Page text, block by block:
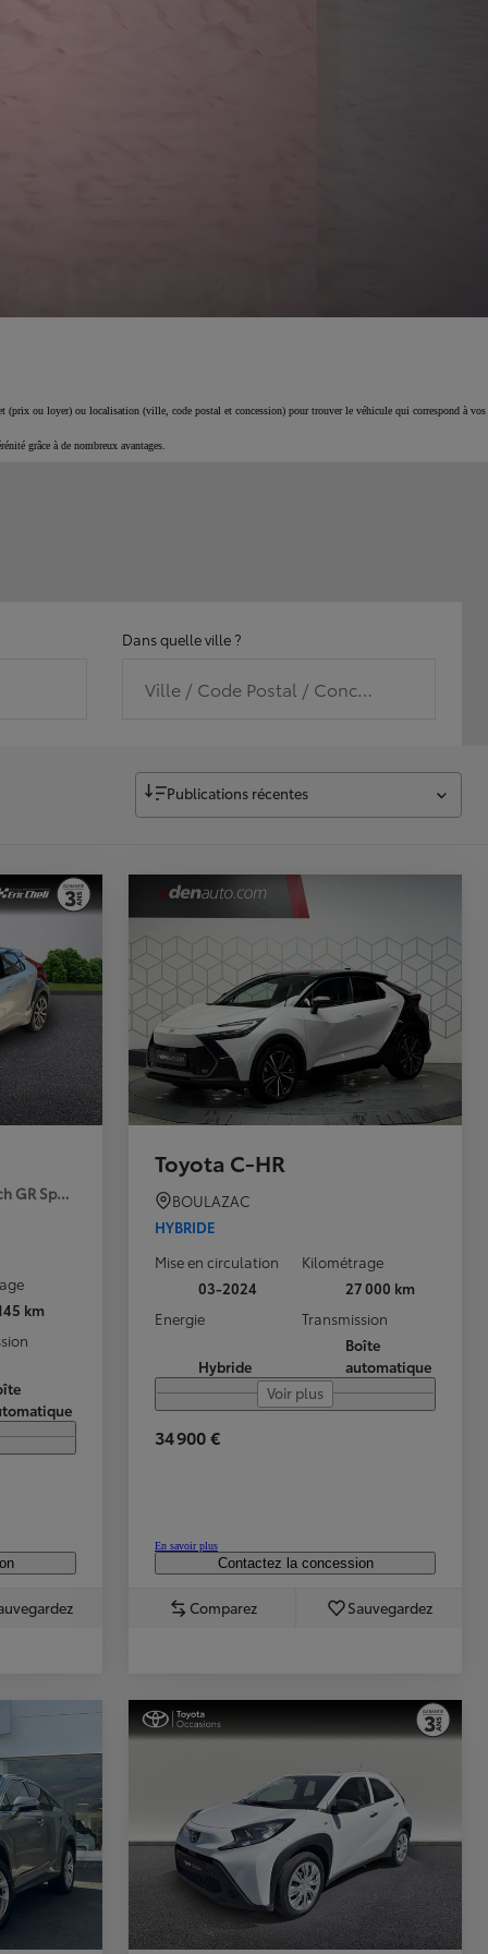
(prix ou loyer) ou localisation (ville, code postal et concession) pour trouver le véhicule qui correspond à vos
grâce à de nombreux avantages.
Dans quelle ville ?
Ville / Code Postal / Concession
Publications récentes
GR Sport Premiere MY25
km
Toyota C-HR
BOULAZAC
HYBRIDE
Mise en circulation
03-2024
Kilométrage
27 000 km
Energie
Hybride
Transmission
Boîte
automatique
Voir plus
34 900 €
En savoir plus
Contactez la concession
Comparez Sauvegardez